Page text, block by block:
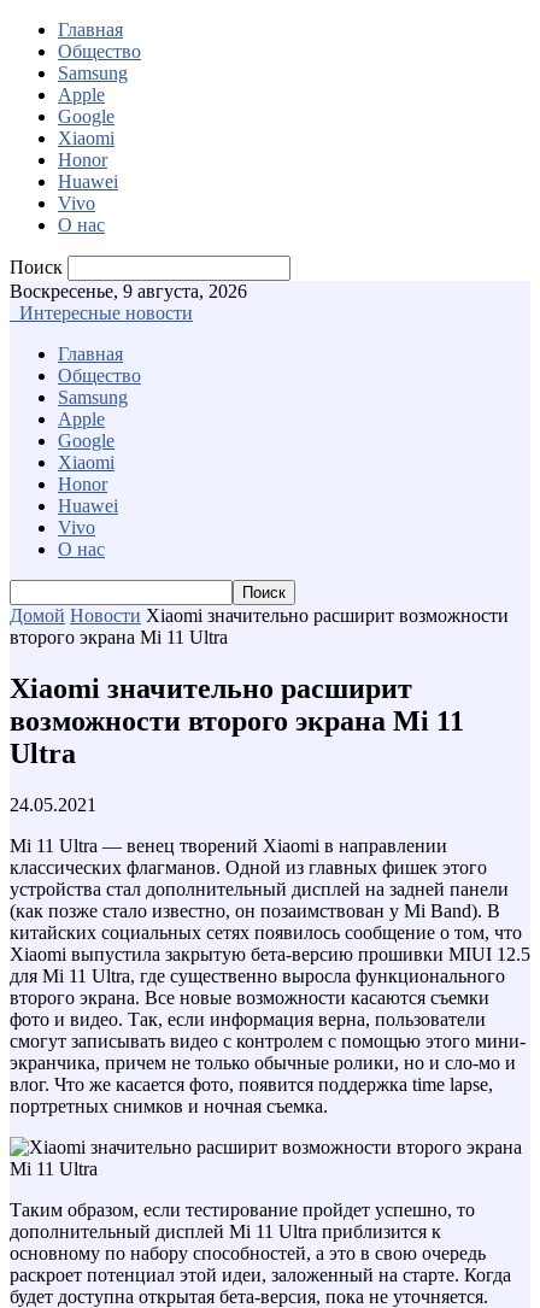
Главная
Общество
Samsung
Apple
Google
Xiaomi
Honor
Huawei
Vivo
О нас
Поиск
Воскресенье, 9 августа, 2026
Интересные новости
Главная
Общество
Samsung
Apple
Google
Xiaomi
Honor
Huawei
Vivo
О нас
Домой Новости Xiaomi значительно расширит возможности
второго экрана Mi 11 Ultra
Xiaomi значительно расширит
возможности второго экрана Mi 11
Ultra
24.05.2021
Mi 11 Ultra — венец творений Xiaomi в направлении
классических флагманов. Одной из главных фишек этого
устройства стал дополнительный дисплей на задней панели
(как позже стало известно, он позаимствован у Mi Band). В
китайских социальных сетях появилось сообщение о том, что
Xiaomi выпустила закрытую бета-версию прошивки MIUI 12.5
для Mi 11 Ultra, где существенно выросла функционального
второго экрана. Все новые возможности касаются съемки
фото и видео. Так, если информация верна, пользователи
смогут записывать видео с контролем с помощью этого мини-
экранчика, причем не только обычные ролики, но и сло-мо и
влог. Что же касается фото, появится поддержка time lapse,
портретных снимков и ночная съемка.
Таким образом, если тестирование пройдет успешно, то
дополнительный дисплей Mi 11 Ultra приблизится к
основному по набору способностей, а это в свою очередь
раскроет потенциал этой идеи, заложенный на старте. Когда
будет доступна открытая бета-версия, пока не уточняется.